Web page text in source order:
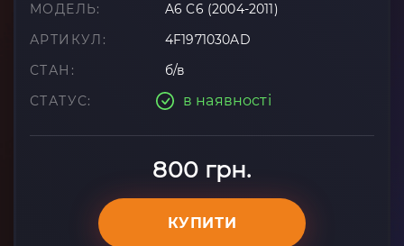
МОДЕЛЬ:
A6 C6 (2004-2011)
АРТИКУЛ:
4F1971030AD
СТАН:
б/в
СТАТУС:
в наявності
800 грн.
КУПИТИ